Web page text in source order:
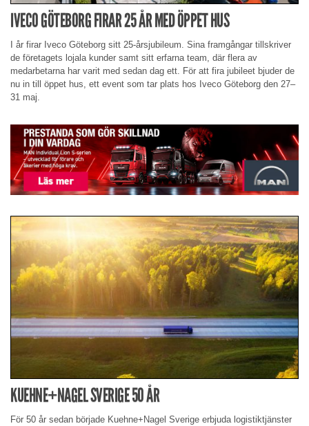
IVECO GÖTEBORG FIRAR 25 ÅR MED ÖPPET HUS
I år firar Iveco Göteborg sitt 25-årsjubileum. Sina framgångar tillskriver
de företagets lojala kunder samt sitt erfarna team, där flera av
medarbetarna har varit med sedan dag ett. För att fira jubileet bjuder de
nu in till öppet hus, ett event som tar plats hos Iveco Göteborg den 27–
31 maj.
KUEHNE+NAGEL SVERIGE 50 ÅR
För 50 år sedan började Kuehne+Nagel Sverige erbjuda logistiktjänster